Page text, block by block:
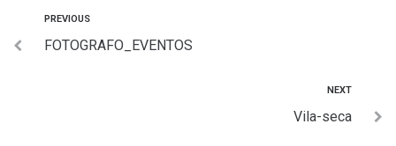
PREVIOUS
FOTOGRAFO_EVENTOS
NEXT
Vila-seca